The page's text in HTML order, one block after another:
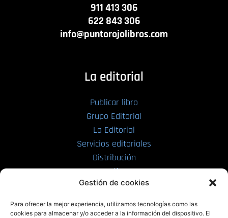
Gestión de cookies
Para ofrecer la mejor experiencia, utilizamos tecnologías como las
cookies para almacenar y/o acceder a la información del dispositivo. El
911 413 306
622 843 306
info@puntorojolibros.com
La editorial
Publicar libro
Grupo Editorial
La Editorial
Servicios editoriales
Distribución
Tarifas
Enviar manuscrito
PRL | Media